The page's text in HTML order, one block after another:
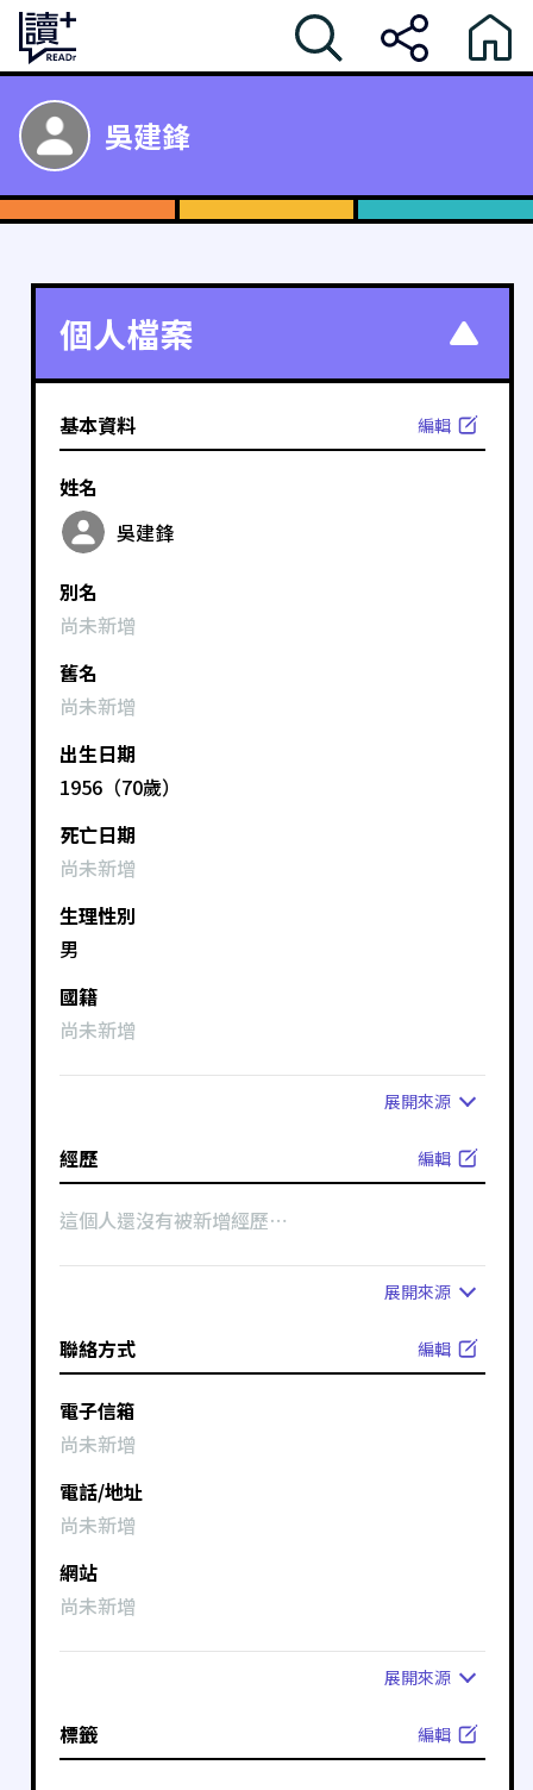
吳建鋒
個人檔案
基本資料 編輯
姓名
吳建鋒
別名
尚未新增
舊名
尚未新增
出生日期
1956（70歲）
死亡日期
尚未新增
生理性別
男
國籍
尚未新增
展開來源
經歷 編輯
這個人還沒有被新增經歷⋯
展開來源
聯絡方式 編輯
電子信箱
尚未新增
電話/地址
尚未新增
網站
尚未新增
展開來源
標籤 編輯